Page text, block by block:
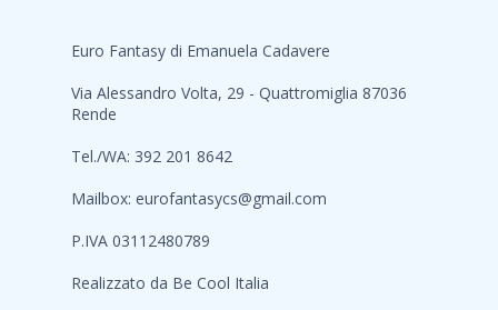
Euro Fantasy di Emanuela Cadavere
Via Alessandro Volta, 29 - Quattromiglia 87036
Rende
Tel./WA: 392 201 8642
Mailbox: eurofantasycs@gmail.com
P.IVA 03112480789
Realizzato da Be Cool Italia